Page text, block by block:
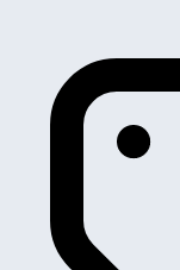
Hummer